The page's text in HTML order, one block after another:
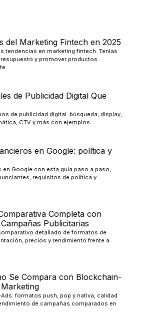
del Marketing Fintech en 2025
tendencias en marketing fintech. Tenlas
y promover productos
de Publicidad Digital Que
de publicidad digital: búsqueda, display,
CTV y más con ejemplos.
en Google: política y
Google con esta guía paso a paso,
requisitos de política y
Completa con
Publicitarias
detallado de formatos de
precios y rendimiento frente a
Se Compara con Blockchain-
formatos push, pop y nativa, calidad
de campañas comparados en